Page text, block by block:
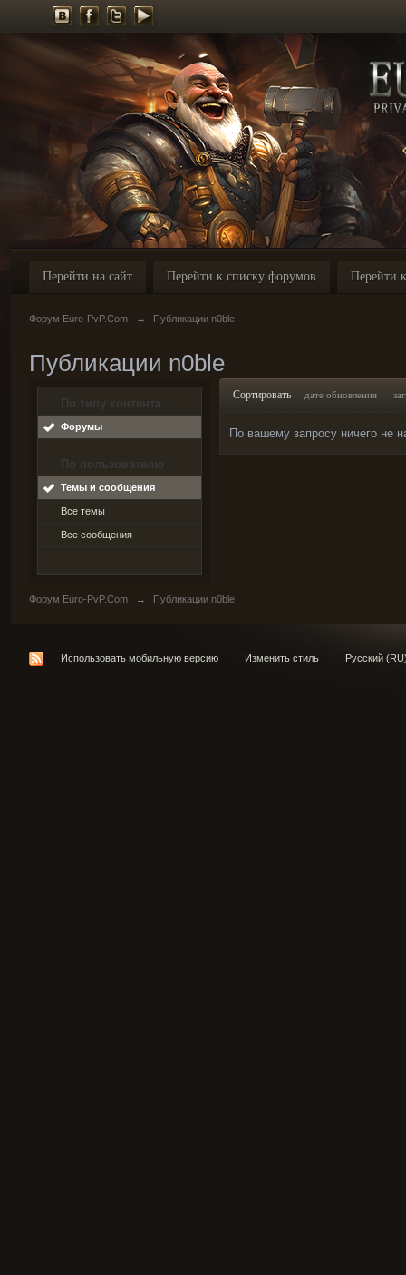
Перейти на сайт Перейти к списку форумов Перейти
Форум Euro-PvP.Com → Публикации n0ble
Публикации n0ble
По типу контента
Форумы
По пользователю
Темы и сообщения
Все темы
Все сообщения
Сортировать дате обновления
По вашему запросу ничего не
Форум Euro-PvP.Com → Публикации n0ble
Использовать мобильную версию Изменить стиль Русский